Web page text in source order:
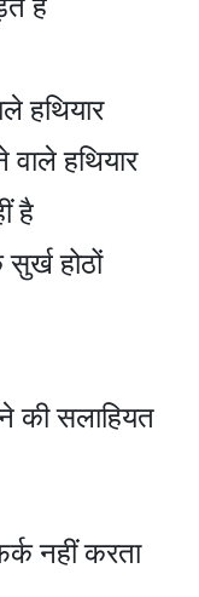
है
हथियार
हथियार
है
होठों
की सलाहियत
नहीं करता